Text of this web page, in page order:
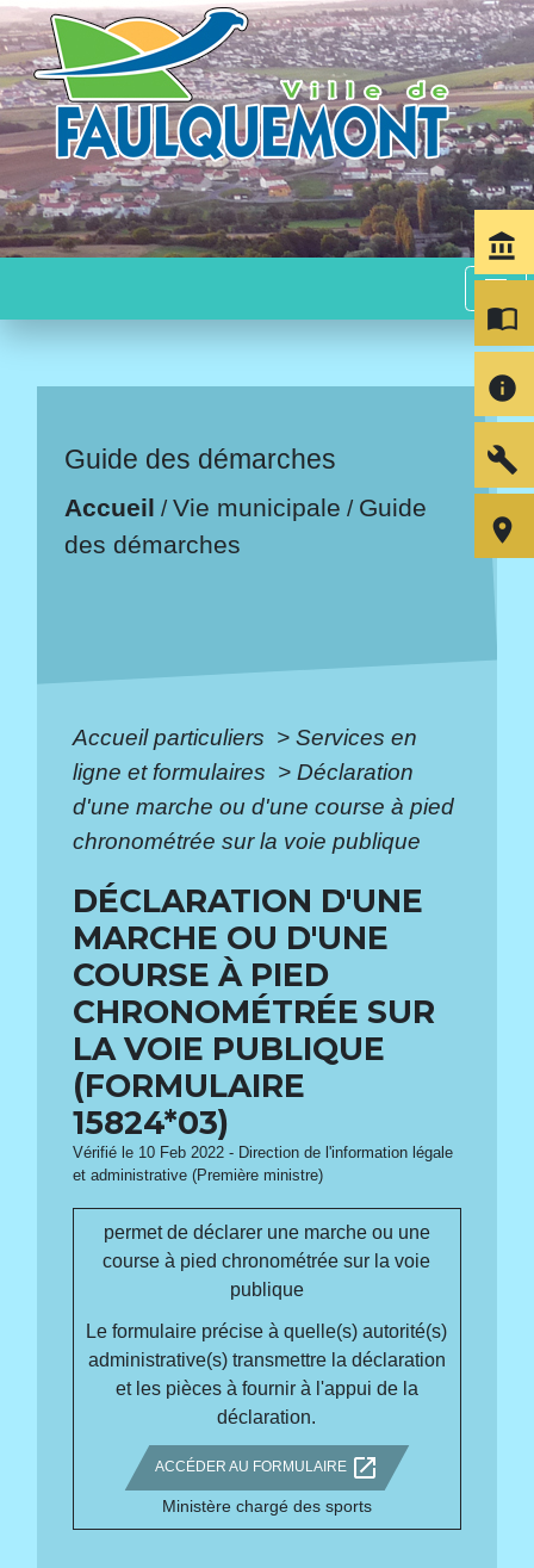
menu
Guide des démarches
Accueil /Vie municipale / Guide
des démarches
Accueil particuliers > Services en
ligne et formulaires > Déclaration
d'une marche ou d'une course à pied
chronométrée sur la voie publique
DÉCLARATION D'UNE
MARCHE OU D'UNE
COURSE À PIED
CHRONOMÉTRÉE SUR
LA VOIE PUBLIQUE
(FORMULAIRE
15824*03)
Vérifié le 10 Feb 2022 - Direction de l'information légale
et administrative (Première ministre)
permet de déclarer une marche ou une
course à pied chronométrée sur la voie
publique
Le formulaire précise à quelle(s) autorité(s)
administrative(s) transmettre la déclaration
et les pièces à fournir à l'appui de la
déclaration.
ACCÉDER AU FORMULAIRE open_in_new
Ministère chargé des sports
account_balance
import_contacts
info
build
room